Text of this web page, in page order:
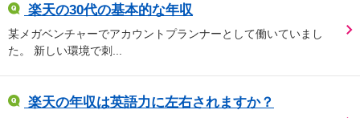
楽天の30代の基本的な年収
某メガベンチャーでアカウントプランナーとして働いていまし
た。 新しい環境で刺...
楽天の年収は英語力に左右されますか？